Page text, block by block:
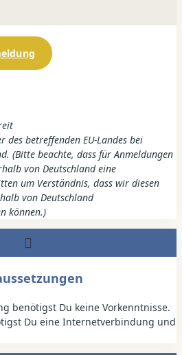
des betreffenden EU-Landes bei
(Bitte beachte, dass für Anmeldungen
von Deutschland eine
um Verständnis, dass wir diesen
von Deutschland
können.)
benötigst Du keine Vorkenntnisse.
Du eine Internetverbindung und